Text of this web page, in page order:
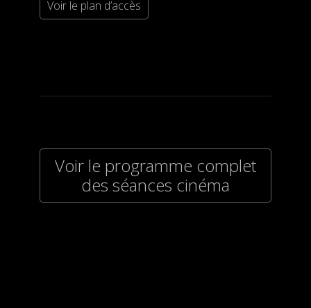
Voir le plan d’accès
Voir le programme complet
des séances cinéma